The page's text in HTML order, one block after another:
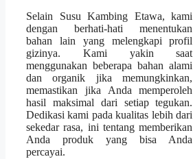
Selain Susu Kambing Etawa, kami
dengan berhati-hati menentukan
bahan lain yang melengkapi profil
gizinya. Kami yakin saat
menggunakan beberapa bahan alami
dan organik jika memungkinkan,
memastikan jika Anda memperoleh
hasil maksimal dari setiap tegukan.
Dedikasi kami pada kualitas lebih dari
sekedar rasa, ini tentang memberikan
Anda produk yang bisa Anda
percayai.